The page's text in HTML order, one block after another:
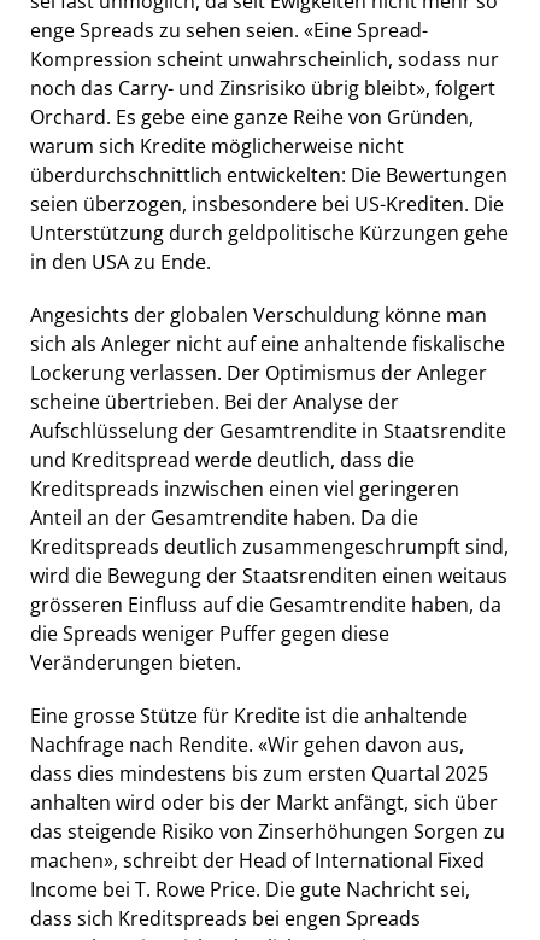
enge Spreads zu sehen seien. «Eine Spread-
Kompression scheint unwahrscheinlich, sodass nur
noch das Carry- und Zinsrisiko übrig bleibt», folgert
Orchard. Es gebe eine ganze Reihe von Gründen,
warum sich Kredite möglicherweise nicht
überdurchschnittlich entwickelten: Die Bewertungen
seien überzogen, insbesondere bei US-Krediten. Die
Unterstützung durch geldpolitische Kürzungen gehe
in den USA zu Ende.
Angesichts der globalen Verschuldung könne man
sich als Anleger nicht auf eine anhaltende fiskalische
Lockerung verlassen. Der Optimismus der Anleger
scheine übertrieben. Bei der Analyse der
Aufschlüsselung der Gesamtrendite in Staatsrendite
und Kreditspread werde deutlich, dass die
Kreditspreads inzwischen einen viel geringeren
Anteil an der Gesamtrendite haben. Da die
Kreditspreads deutlich zusammengeschrumpft sind,
wird die Bewegung der Staatsrenditen einen weitaus
grösseren Einfluss auf die Gesamtrendite haben, da
die Spreads weniger Puffer gegen diese
Veränderungen bieten.
Eine grosse Stütze für Kredite ist die anhaltende
Nachfrage nach Rendite. «Wir gehen davon aus,
dass dies mindestens bis zum ersten Quartal 2025
anhalten wird oder bis der Markt anfängt, sich über
das steigende Risiko von Zinserhöhungen Sorgen zu
machen», schreibt der Head of International Fixed
Income bei T. Rowe Price. Die gute Nachricht sei,
dass sich Kreditspreads bei engen Spreads